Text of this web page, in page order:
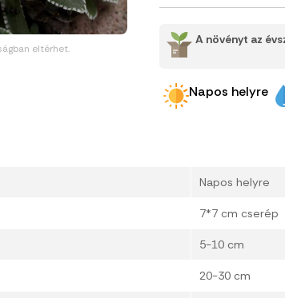
eltérhet.
A növényt az
Napos helyre
Napos helyre
7*7 cm cserép
5-10 cm
20-30 cm